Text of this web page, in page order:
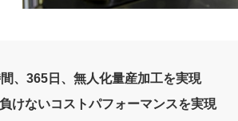
、365日、無人化量産加工を実現
けないコストパフォーマンスを実現